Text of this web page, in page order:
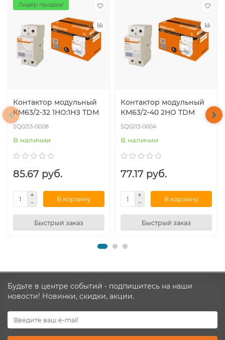
Лидер продаж!
Контактор модульный
КМ63/2-32 1НО:1НЗ TDM
SQ0213-0008
В наличии
85.67 руб.
В корзину
Быстрый заказ
Контактор модульный
КМ63/2-40 2НО TDM
SQ0213-0004
В наличии
77.17 руб.
В корзину
Быстрый заказ
Будьте в центре событий - подпишитесь на наши
новости! Новинки, скидки, акции.